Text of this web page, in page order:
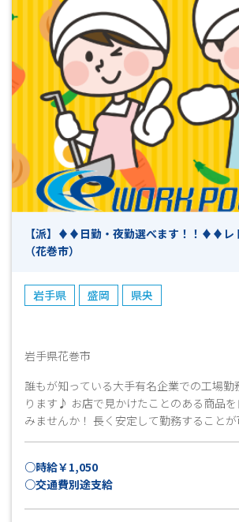
【派】♦♦日勤・夜勤選べます！！♦♦レ
（花巻市）
岩手県 盛岡 県央
岩手県花巻市
誰もが知っている大手有名企業での工場勤
ります♪ お店で見かけたことのある商品を自分の手で作って
みませんか！ 長く安定して勤務することが可能です♪ 少しで
○時給￥1,050
○交通費別途支給